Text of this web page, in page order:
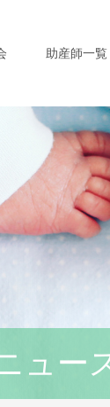
助産師一覧
ュー